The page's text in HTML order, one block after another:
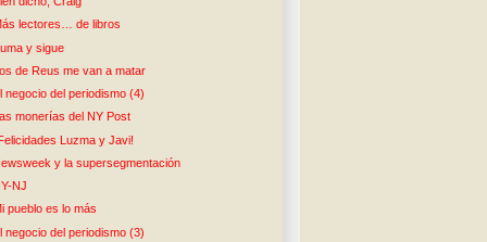
lectores… de libros
y sigue
de Reus me van a matar
negocio del periodismo (4)
Las monerías del NY Post
Luzma y Javi!
y la supersegmentación
NJ
pueblo es lo más
negocio del periodismo (3)